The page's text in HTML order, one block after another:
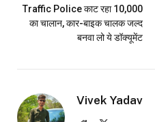
Traffic Police काट रहा ₹10,000
का चालान, कार-बाइक चालक जल्द
बनवा लो ये डॉक्यूमेंट
Vivek Yadav